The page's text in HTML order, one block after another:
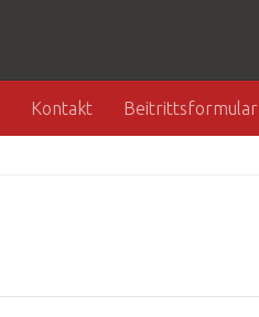
Kontakt Beitrittsformular